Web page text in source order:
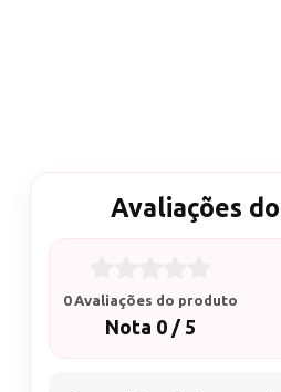
Avaliações
0 Avaliações do produto
Nota 0 / 5